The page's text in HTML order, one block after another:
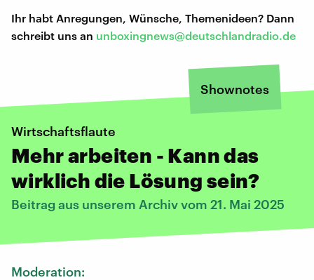
Ihr habt Anregungen, Wünsche, Themenideen? Dann
schreibt uns an unboxingnews@deutschlandradio.de
Shownotes
Wirtschaftsflaute
Mehr arbeiten - Kann das
wirklich die Lösung sein?
Beitrag aus unserem Archiv vom 21. Mai 2025
Moderation: